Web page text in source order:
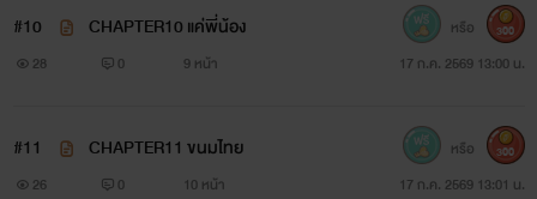
#10 CHAPTER10 แค่พี่น้อง
28 0 9 หน้า 17 ก.ค. 2569 13:00 น.
หรือ 300
#11 CHAPTER11 ขนมไทย
26 0 10 หน้า 17 ก.ค. 2569 13:01 น.
หรือ 300